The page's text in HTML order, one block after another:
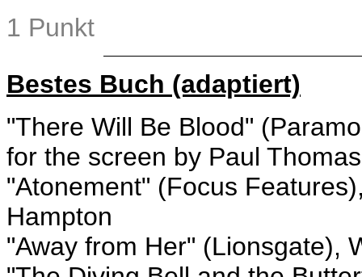
1 Punkt
Bestes Buch (adaptiert)
"There Will Be Blood"
for the screen by Paul
"Atonement" (Focus
Hampton
"Away from Her" (Lionsgate),